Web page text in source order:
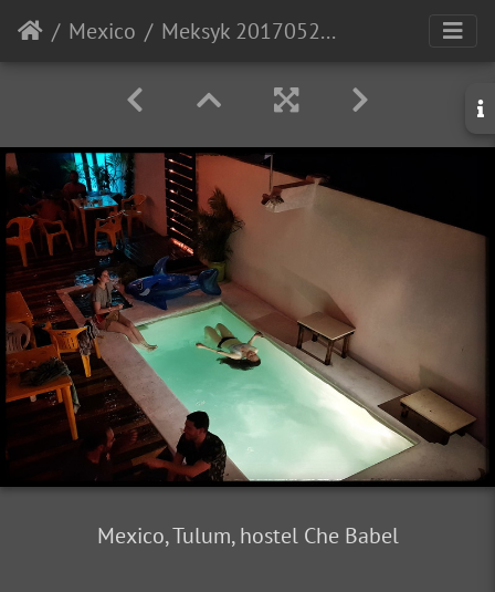
Mexico Meksyk 20170526 231752
Mexico, Tulum, hostel Che Babel